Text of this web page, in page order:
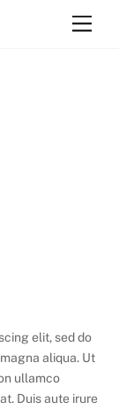
elit, sed do
aliqua. Ut
ullamco
Duis aute irure